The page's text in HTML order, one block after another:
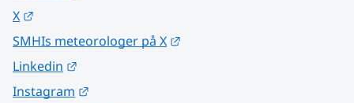
X
SMHIs meteorologer på X
Linkedin
Instagram